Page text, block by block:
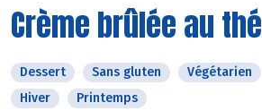
Crème brûlée au thé
Dessert Sans gluten Végétarien
Hiver
Printemps